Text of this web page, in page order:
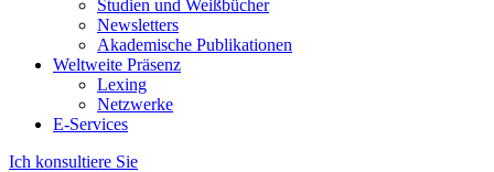
Studien und Weißbücher
Newsletters
Akademische Publikationen
Weltweite Präsenz
Lexing
Netzwerke
E-Services
Ich konsultiere Sie